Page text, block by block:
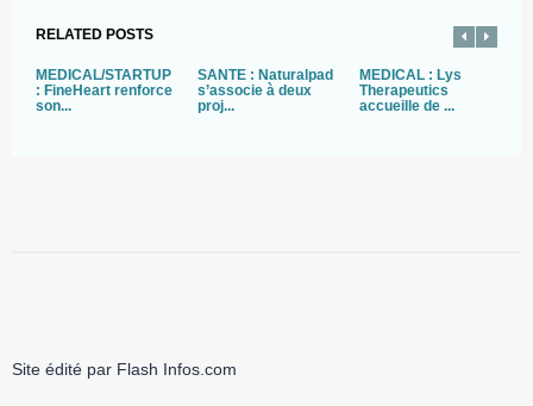
RELATED POSTS
MEDICAL/STARTUP
: FineHeart renforce
son...
SANTE : Naturalpad
s’associe à deux
proj...
MEDICAL : Lys
Therapeutics
accueille de ...
Site édité par Flash Infos.com